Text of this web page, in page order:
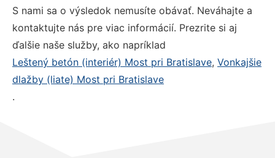
S nami sa o výsledok nemusíte obávať. Neváhajte a
kontaktujte nás pre viac informácií. Prezrite si aj
ďalšie naše služby, ako napríklad
Leštený betón (interiér) Most pri Bratislave, Vonkajšie
dlažby (liate) Most pri Bratislave
.